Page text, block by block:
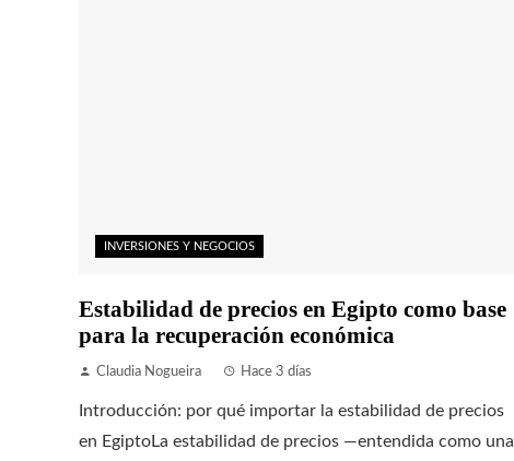
INVERSIONES Y NEGOCIOS
Estabilidad de precios en Egipto como base
para la recuperación económica
Claudia Nogueira Hace 3 días
Introducción: por qué importar la estabilidad de precios
en EgiptoLa estabilidad de precios —entendida como una